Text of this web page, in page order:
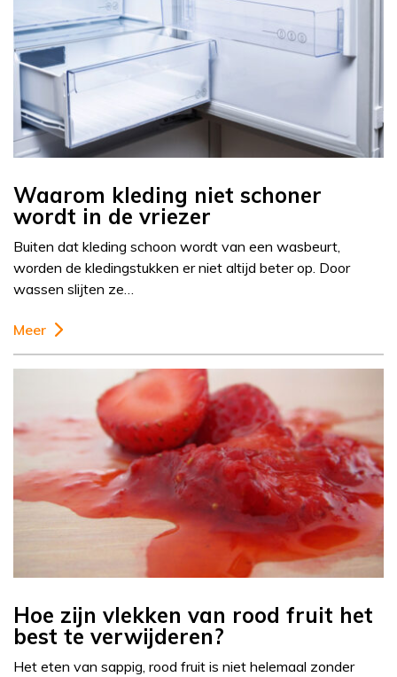
Waarom kleding niet schoner
wordt in de vriezer
Buiten dat kleding schoon wordt van een wasbeurt,
worden de kledingstukken er niet altijd beter op. Door
wassen slijten ze…
Meer
Hoe zijn vlekken van rood fruit het
best te verwijderen?
Het eten van sappig, rood fruit is niet helemaal zonder